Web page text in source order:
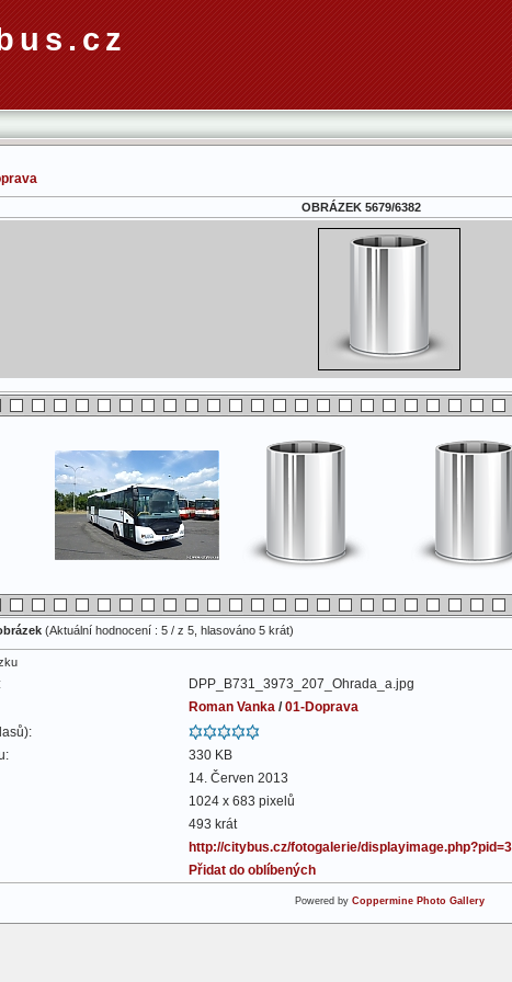
OBRÁZEK 5679/6382
(Aktuální hodnocení : 5 / z 5, hlasováno 5 krát)
DPP_B731_3973_207_Ohrada_a.jpg
Roman Vanka /01-Doprava
330 KB
14. Červen 2013
1024 x 683 pixelů
493 krát
http://citybus.cz/fotogalerie/
Přidat do oblíbených
Powered by Coppermine Photo Gallery